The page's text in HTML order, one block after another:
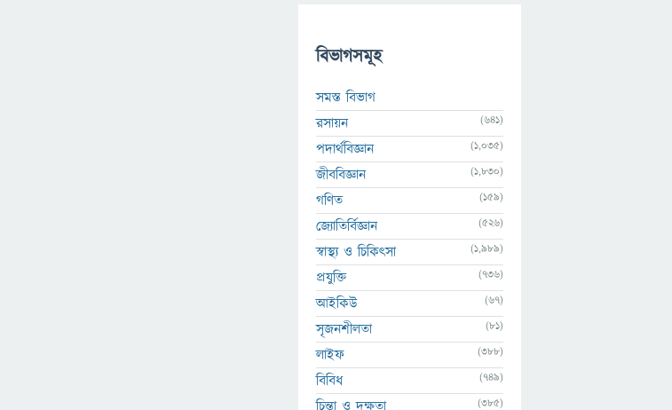
বিভাগসমূহ
সমস্ত বিভাগ
রসায়ন
(641)
পদার্থবিজ্ঞান (1,035)
জীববিজ্ঞান (1,830)
গণিত (159)
জ্যোতির্বিজ্ঞান (526)
স্বাস্থ্য ও চিকিৎসা (1,989)
প্রযুক্তি (736)
আইকিউ (67)
সৃজনশীলতা (81)
লাইফ (388)
বিবিধ (749)
চিন্তা ও দক্ষতা (385)